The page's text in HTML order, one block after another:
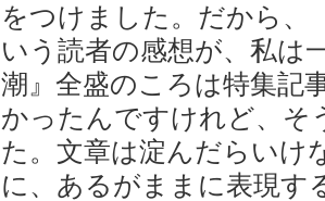
をつけました。だから、
いう読者の感想が、私は
潮』全盛のころは特集記
かったんですけれど、そ
た。文章は淀んだらいけ
に、あるがままに表現す